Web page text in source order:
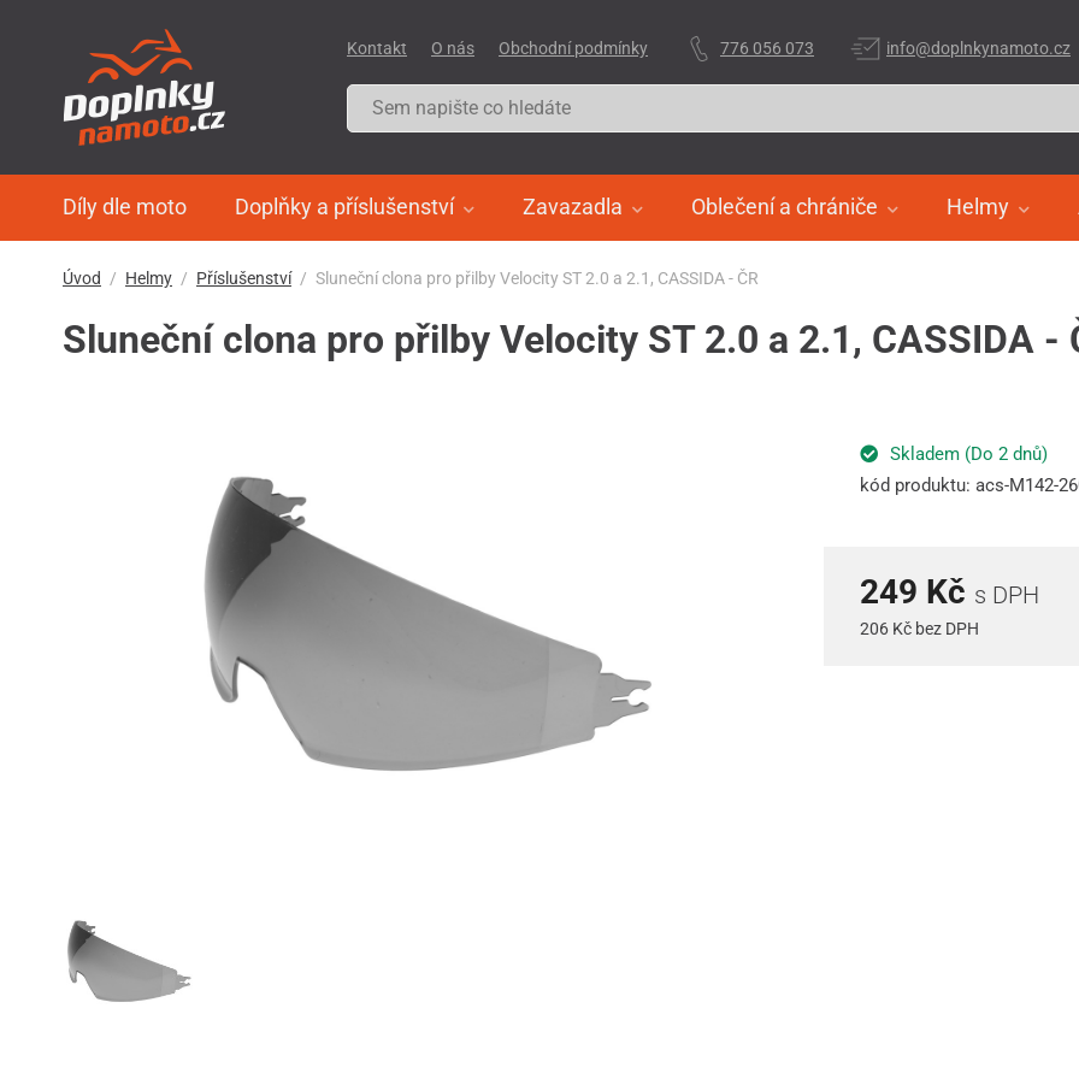
Díly dle moto Doplňky a příslušenství Zavazadla Oblečení a chrániče Helmy
Kontakt O nás Obchodní podmínky 776 056 073 info@doplnkynamoto.cz
Úvod Helmy Příslušenství Sluneční clona pro přilby Velocity ST 2.0 a 2.1, CASSIDA - ČR
Sluneční clona pro přilby Velocity ST 2.0 a 2.1, CASSIDA -
Skladem (Do 2 dnů)
kód produktu: acs-M142-
249 Kč s DPH
206 Kč bez DPH